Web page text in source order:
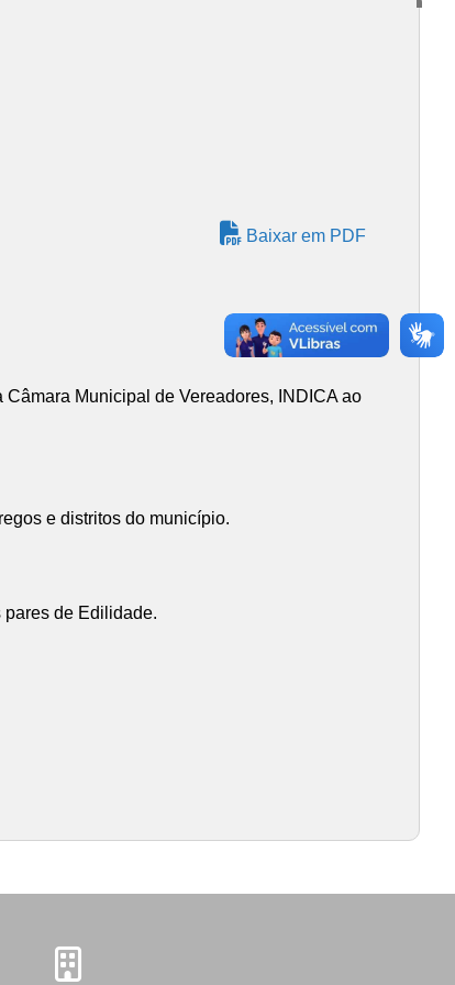
Baixar em PDF
Municipal de Vereadores, INDICA ao
e distritos do município.
pares de Edilidade.